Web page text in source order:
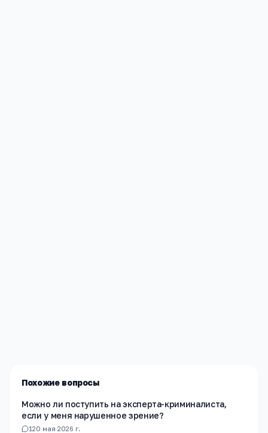
Похожие вопросы
Можно ли поступить на эксперта-криминалиста,
если у меня нарушенное зрение?
120 мая 2026 г.